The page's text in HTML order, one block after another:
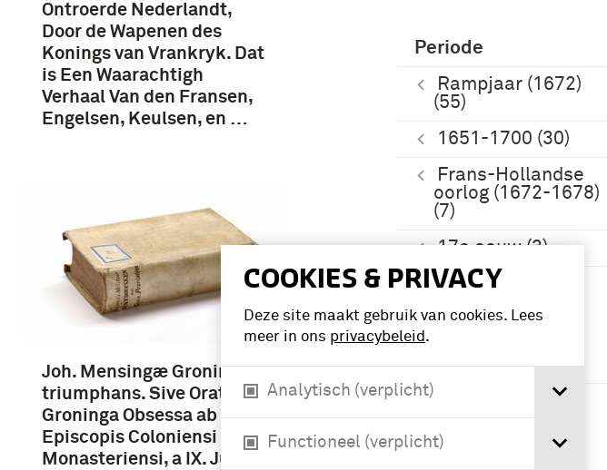
COOKIES & PRIVACY
Deze site maakt gebruik van cookies. Lees
meer in ons privacybeleid.
Analytisch (verplicht)
Functioneel (verplicht)
Periode
Rampjaar (1672)
(55)
1651-1700 (30)
Frans-Hollandse
oorlog (1672-1678)
(7)
17e eeuw (3)
Meer
Namen /
instellingen
Bourbon, Louis II
de, prince de
Condé (3)
Ontroerde Nederlandt,
Door de Wapenen des
Konings van Vrankryk. Dat
is Een Waarachtigh
Verhaal Van den Fransen,
Engelsen, Keulsen, en …
Joh. Mensingæ Groninga
triumphans. Sive Oratio De
Groninga Obsessa ab
Episcopis Coloniensi &
Monasteriensi, a IX. Julii,